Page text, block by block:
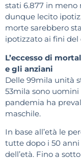
stati 6.877 in meno
dunque lecito
morte sarebbero
ipotizzato ai fini del
L’eccesso di
e gli anziani
Delle 99mila unità
53mila sono
pandemia ha
maschile.
In base all’età le
tutte dopo i 50 anni
dell’età. Fino a